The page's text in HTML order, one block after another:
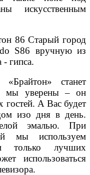
искусственным
86 Старый город
S86 вручную из
- гипса.
станет
мы уверены – он
гостей. А Вас будет
изо дня в день.
эмалью. При
мы используем
только лучших
использоваться